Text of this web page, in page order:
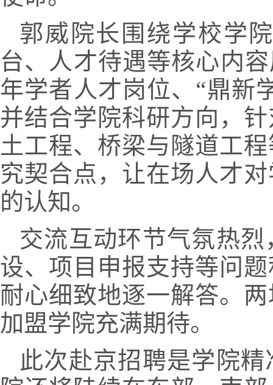
郭威院长围绕学校学
台、人才待遇等核心内
年学者人才岗位、“鼎新
并结合学院科研方向，
土工程、桥梁与隧道工
究契合点，让在场人才
的认知。
交流互动环节气氛热
设、项目申报支持等问
耐心细致地逐一解答。
加盟学院充满期待。
此次赴京招聘是学院